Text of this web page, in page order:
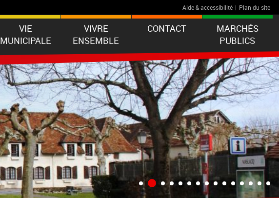
Aide & accessibilité | Plan du site
VIE
MUNICIPALE
VIVRE
ENSEMBLE
CONTACT
MARCHÉS
PUBLICS